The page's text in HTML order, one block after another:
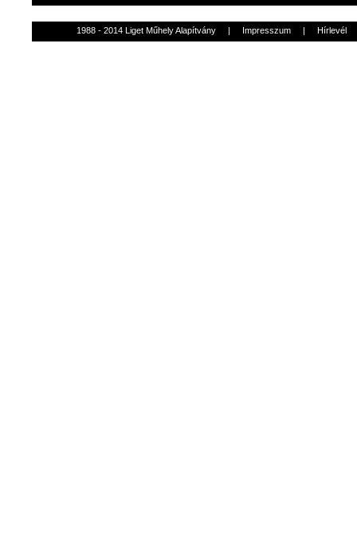
1988 - 2014 Liget Műhely Alapítvány | Impresszum | Hírlevél